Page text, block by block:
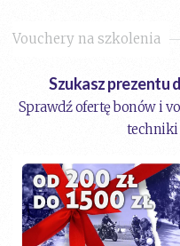
Vouchery na szkolenia
Szukasz prezentu
Sprawdź ofertę bonów i
techniki